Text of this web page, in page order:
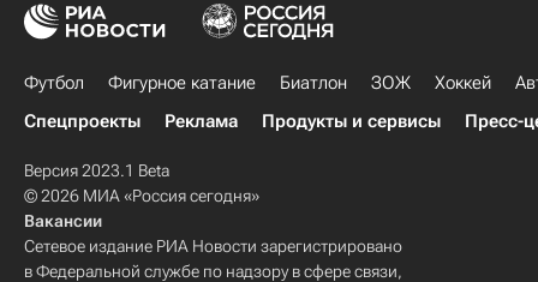
Футбол Фигурное катание Биатлон ЗОЖ Хоккей
Спецпроекты
Реклама Продукты и сервисы Пресс-
Версия 2023.1 Beta
© 2026 МИА «Россия сегодня»
Вакансии
Сетевое издание РИА Новости зарегистрировано
в Федеральной службе по надзору в сфере связи,